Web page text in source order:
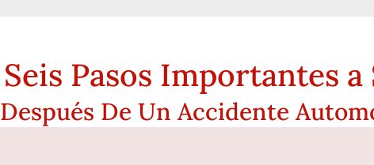
Seis Pasos Importantes
Después De Un Accidente